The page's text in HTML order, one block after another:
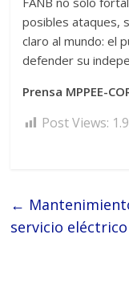
posibles ataques,
claro al mundo: el
defender su
Prensa MPPEE-
Post Views:
←
servicio